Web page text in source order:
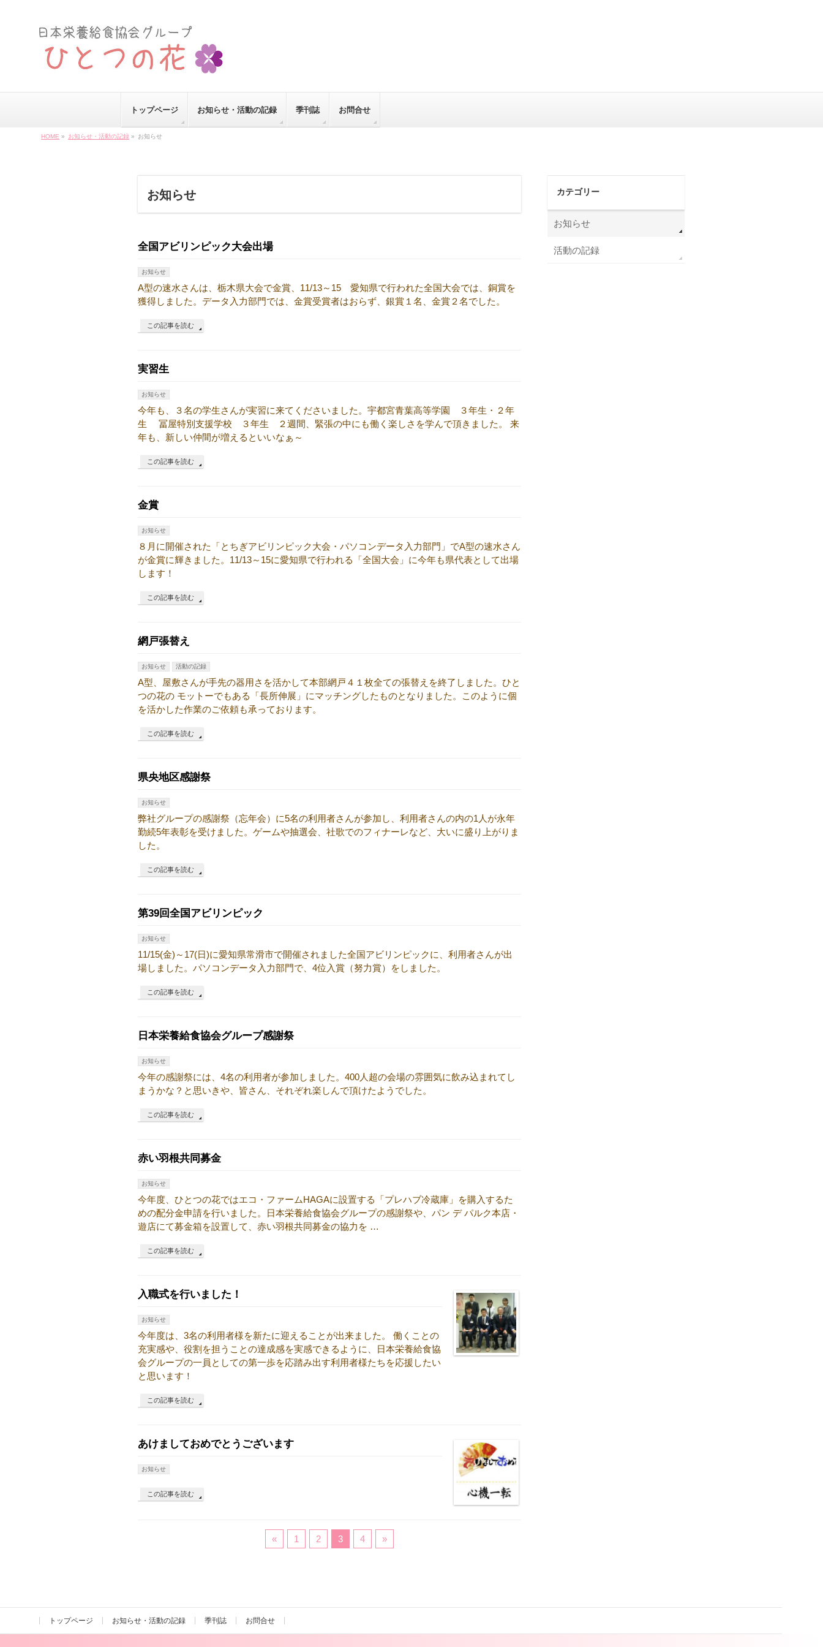
トップページ お知らせ・活動の記録 季刊誌 お問合せ
HOME » お知らせ・活動の記録 » お知らせ
お知らせ
全国アビリンピック大会出場
お知らせ
A型の速水さんは、栃木県大会で金賞、11/13～15 愛知県で行われた全国大会では、銅賞を
獲得しました。データ入力部門では、金賞受賞者はおらず、銀賞１名、金賞２名でした。
この記事を読む
実習生
お知らせ
今年も、３名の学生さんが実習に来てくださいました。宇都宮青葉高等学園 ３年生・２年
生 冨屋特別支援学校 ３年生 ２週間、緊張の中にも働く楽しさを学んで頂きました。 来
年も、新しい仲間が増えるといいなぁ～
この記事を読む
金賞
お知らせ
８月に開催された「とちぎアビリンピック大会・パソコンデータ入力部門」でA型の速水さん
が金賞に輝きました。11/13～15に愛知県で行われる「全国大会」に今年も県代表として出場
します！
この記事を読む
網戸張替え
お知らせ 活動の記録
A型、屋敷さんが手先の器用さを活かして本部網戸４１枚全ての張替えを終了しました。ひと
つの花の モットーでもある「長所伸展」にマッチングしたものとなりました。このように個
を活かした作業のご依頼も承っております。
この記事を読む
県央地区感謝祭
お知らせ
弊社グループの感謝祭（忘年会）に5名の利用者さんが参加し、利用者さんの内の1人が永年
勤続5年表彰を受けました。ゲームや抽選会、社歌でのフィナーレなど、大いに盛り上がりま
した。
この記事を読む
第39回全国アビリンピック
お知らせ
11/15(金)～17(日)に愛知県常滑市で開催されました全国アビリンピックに、利用者さんが出
場しました。パソコンデータ入力部門で、4位入賞（努力賞）をしました。
この記事を読む
日本栄養給食協会グループ感謝祭
お知らせ
今年の感謝祭には、4名の利用者が参加しました。400人超の会場の雰囲気に飲み込まれてし
まうかな？と思いきや、皆さん、それぞれ楽しんで頂けたようでした。
この記事を読む
赤い羽根共同募金
お知らせ
今年度、ひとつの花ではエコ・ファームHAGAに設置する「プレハブ冷蔵庫」を購入するた
めの配分金申請を行いました。日本栄養給食協会グループの感謝祭や、パン デ パルク本店・
遊店にて募金箱を設置して、赤い羽根共同募金の協力を …
この記事を読む
入職式を行いました！
お知らせ
今年度は、3名の利用者様を新たに迎えることが出来ました。 働くことの
充実感や、役割を担うことの達成感を実感できるように、日本栄養給食協
会グループの一員としての第一歩を応踏み出す利用者様たちを応援したい
と思います！
この記事を読む
あけましておめでとうございます
お知らせ
この記事を読む
« 1 2 3 4 »
カテゴリー
お知らせ
活動の記録
トップページ お知らせ・活動の記録 季刊誌 お問合せ